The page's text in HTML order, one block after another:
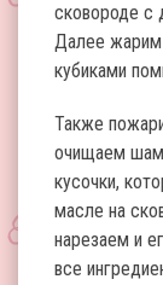
сковороде с
Далее жарим
кубиками
Также
очищаем
кусочки,
масле на
нарезаем и
все